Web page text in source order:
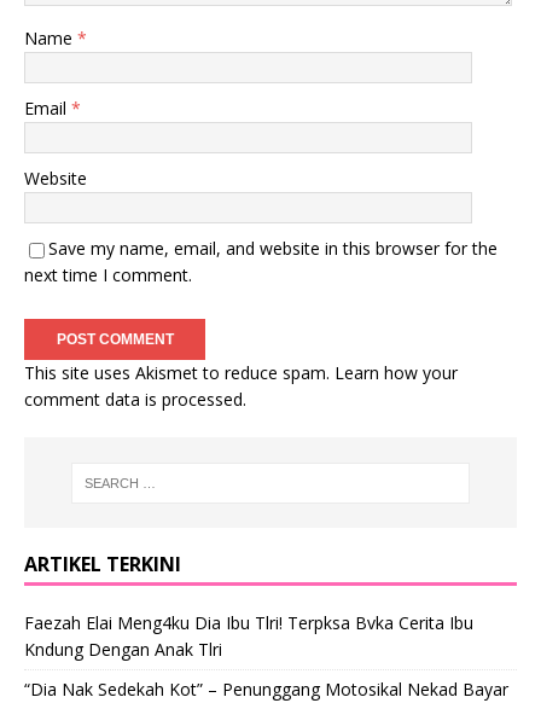
Name *
Email *
Website
Save my name, email, and website in this browser for the
next time I comment.
This site uses Akismet to reduce spam. Learn how your
comment data is processed.
ARTIKEL TERKINI
Faezah Elai Meng4ku Dia Ibu Tlri! Terpksa Bvka Cerita Ibu
Kndung Dengan Anak Tlri
“Dia Nak Sedekah Kot” – Penunggang Motosikal Nekad Bayar